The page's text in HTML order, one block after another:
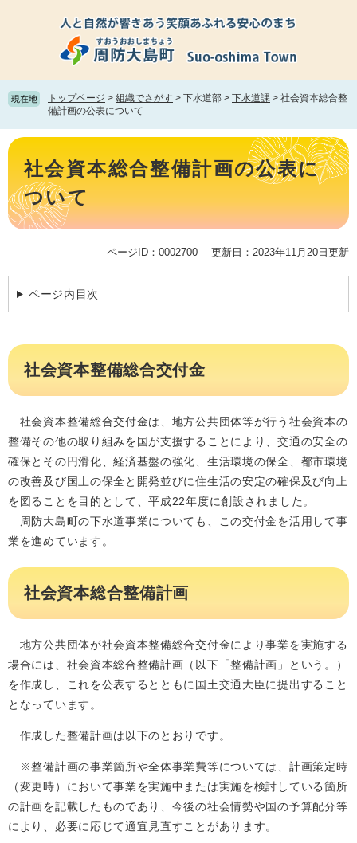
頭
で
飛
ば
て
現在地 トップページ > 組織でさがす > 下水道部 > 下水道課 > 社会資本総合整
備計画の公表について
本
社会資本総合整備計画の公表に
ついて
ページID：0002700 更新日：2023年11月20日更新
ページ内目次
社会資本整備総合交付金
社会資本整備総合交付金は、地方公共団体等が行う社会資本の
整備その他の取り組みを国が支援することにより、交通の安全の
確保とその円滑化、経済基盤の強化、生活環境の保全、都市環境
の改善及び国土の保全と開発並びに住生活の安定の確保及び向上
を図ることを目的として、平成22年度に創設されました。
周防大島町の下水道事業についても、この交付金を活用して事
業を進めています。
社会資本総合整備計画
地方公共団体が社会資本整備総合交付金により事業を実施する
場合には、社会資本総合整備計画（以下「整備計画」という。）
を作成し、これを公表するとともに国土交通大臣に提出すること
となっています。
作成した整備計画は以下のとおりです。
※整備計画の事業箇所や全体事業費等については、計画策定時
（変更時）において事業を実施中または実施を検討している箇所
の計画を記載したものであり、今後の社会情勢や国の予算配分等
により、必要に応じて適宜見直すことがあります。